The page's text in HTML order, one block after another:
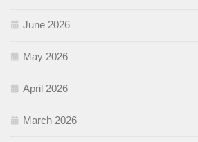
June 2026
May 2026
April 2026
March 2026